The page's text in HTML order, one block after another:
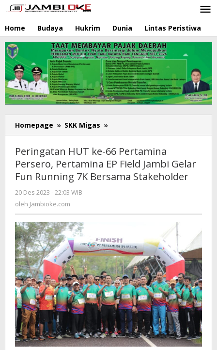
Lewati
ke
konten
Home Budaya Hukrim Dunia Lintas Peristiwa
Homepage » SKK Migas »
HUT
66
Pertamina
Persero,
Jambi
Fun
Running
7K
Bersama
Stakeholder
Peringatan HUT ke-66 Pertamina
Persero, Pertamina EP Field Jambi Gelar
Fun Running 7K Bersama Stakeholder
20 Des 2023 - 22:03 WIB
oleh Jambioke.com